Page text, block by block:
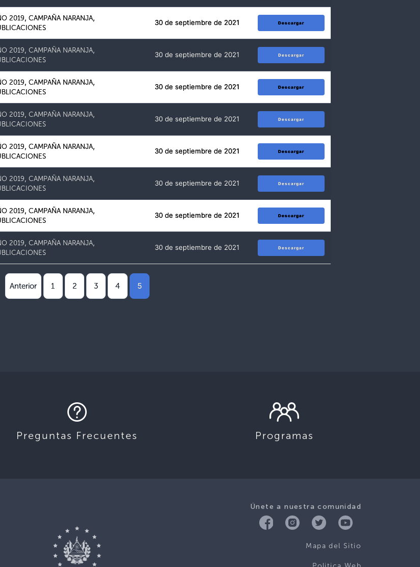
2019,CAMPAÑA NARANJA,
30 de septiembre de 2021 Descargar
2019,CAMPAÑA NARANJA,
30 de septiembre de 2021 Descargar
2019,CAMPAÑA NARANJA,
30 de septiembre de 2021 Descargar
2019,CAMPAÑA NARANJA,
30 de septiembre de 2021 Descargar
2019,CAMPAÑA NARANJA,
30 de septiembre de 2021 Descargar
2019,CAMPAÑA NARANJA,
30 de septiembre de 2021 Descargar
2019,CAMPAÑA NARANJA,
30 de septiembre de 2021 Descargar
2019,CAMPAÑA NARANJA,
30 de septiembre de 2021 Descargar
Anterior 1 2 3 4 5
Preguntas Frecuentes Programas
Únete a nuestra comunidad
Mapa del Sitio